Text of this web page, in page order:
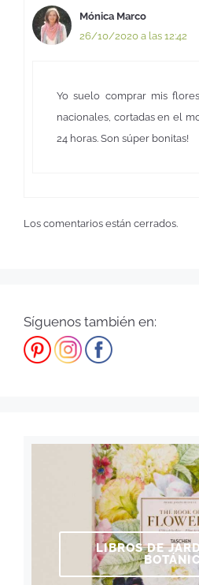
Mónica Marco
26/10/2020 a las 12:42
Yo suelo comprar mis
nacionales, cortadas en el
24 horas. Son súper bonitas!
Los comentarios están cerrados.
Síguenos también en:
LIBROS DE